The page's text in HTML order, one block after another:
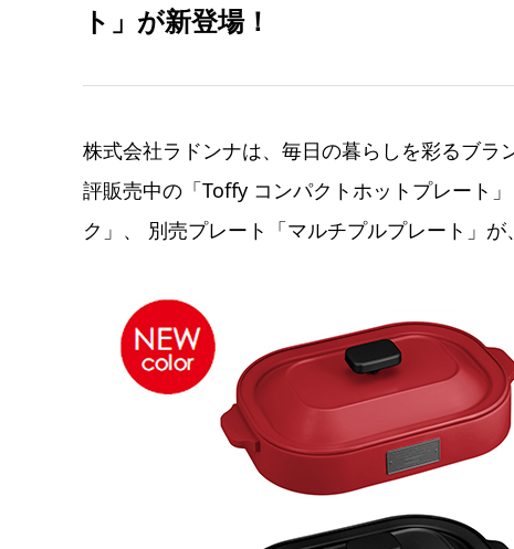
ト」が新登場！
株式会社ラドンナは、毎日の暮らしを彩るブ
評販売中の「Toffy コンパクトホットプレート
ク」、 別売プレート「マルチプルプレート」